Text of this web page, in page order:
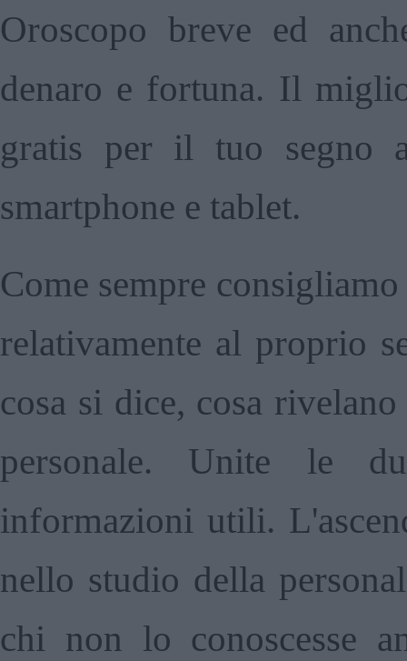
Oroscopo breve ed
denaro e fortuna. Il
gratis per il tuo segno
smartphone e tablet.
Come sempre
relativamente al proprio
cosa si dice, cosa
personale. Unite le
informazioni utili.
nello studio della
chi non lo conoscesse